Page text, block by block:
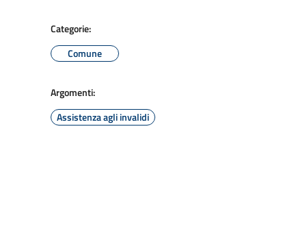
Categorie:
Comune
Argomenti:
Assistenza agli invalidi